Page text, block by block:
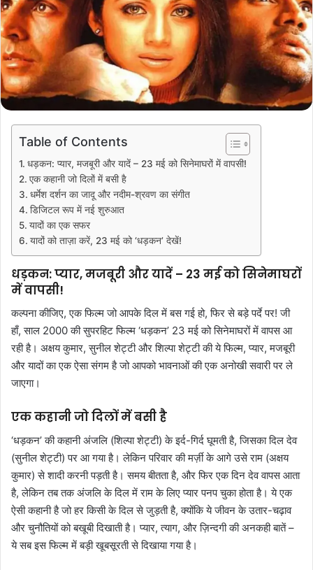
Table of Contents
धड़कन: प्यार, मजबूरी और यादें – 23 मई को सिनेमाघरों में वापसी!
एक कहानी जो दिलों में बसी है
धर्मेश दर्शन का जादू और नदीम-श्रवण का संगीत
डिजिटल रूप में नई शुरुआत
यादों का एक सफर
यादों को ताज़ा करें, 23 मई को ‘धड़कन’ देखें!
धड़कन: प्यार, मजबूरी और यादें – 23 मई को सिनेमाघरों
में वापसी!
कल्पना कीजिए, एक फिल्म जो आपके दिल में बस गई हो, फिर से बड़े पर्दे पर! जी
हाँ, साल 2000 की सुपरहिट फिल्म ‘धड़कन’ 23 मई को सिनेमाघरों में वापस आ
रही है। अक्षय कुमार, सुनील शेट्टी और शिल्पा शेट्टी की ये फिल्म, प्यार, मजबूरी
और यादों का एक ऐसा संगम है जो आपको भावनाओं की एक अनोखी सवारी पर ले
जाएगा।
एक कहानी जो दिलों में बसी है
‘धड़कन’ की कहानी अंजलि (शिल्पा शेट्टी) के इर्द-गिर्द घूमती है, जिसका दिल देव
(सुनील शेट्टी) पर आ गया है। लेकिन परिवार की मर्ज़ी के आगे उसे राम (अक्षय
कुमार) से शादी करनी पड़ती है। समय बीतता है, और फिर एक दिन देव वापस आता
है, लेकिन तब तक अंजलि के दिल में राम के लिए प्यार पनप चुका होता है। ये एक
ऐसी कहानी है जो हर किसी के दिल से जुड़ती है, क्योंकि ये जीवन के उतार-चढ़ाव
और चुनौतियों को बखूबी दिखाती है। प्यार, त्याग, और ज़िन्दगी की अनकही बातें –
ये सब इस फिल्म में बड़ी खूबसूरती से दिखाया गया है।